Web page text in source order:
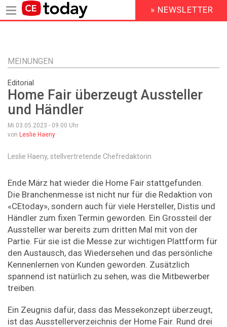
Inhalt
HEADER
MENU
» NEWSLETTER
MEINUNGEN
Editorial
Home Fair überzeugt Aussteller
und Händler
Mi 03.05.2023 - 09:00 Uhr
von Leslie Haeny
Leslie Haeny, stellvertretende Chefredaktorin
Ende März hat wieder die Home Fair stattgefunden.
Die Branchenmesse ist nicht nur für die Redaktion von
­«CEtoday», sondern auch für viele Hersteller, Distis und
Händler zum fixen Termin geworden. Ein Grossteil der
Aussteller war bereits zum dritten Mal mit von der
Partie. Für sie ist die Messe zur wichtigen Plattform für
den Austausch, das Wiedersehen und das persönliche
Kennen­lernen von Kunden geworden. Zusätzlich
spannend ist ­natürlich zu sehen, was die Mit­bewerber
treiben.
Ein Zeugnis dafür, dass das Messekonzept überzeugt,
ist das Ausstellerverzeichnis der Home Fair. Rund drei